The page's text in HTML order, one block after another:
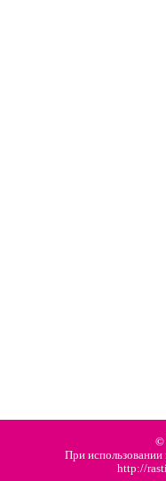
©
При использовании
http://